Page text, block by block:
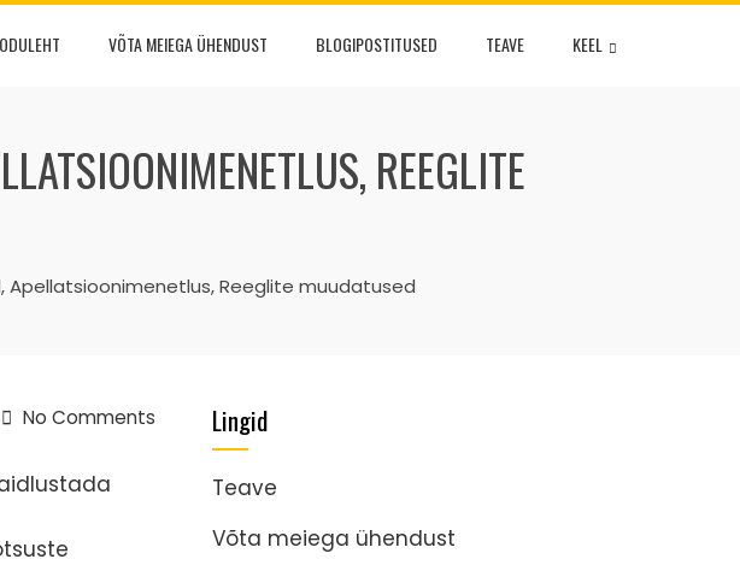
VÕTA MEIEGA ÜHENDUST BLOGIPOSTITUSED TEAVE KEEL
REEGLITE
Reeglite muudatused
No Comments Lingid
Teave
Võta meiega ühendust